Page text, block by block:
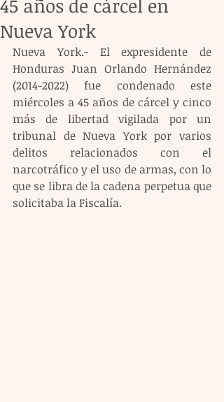
45 años de cárcel en
Nueva York
Nueva York.- El expresidente de
Honduras Juan Orlando Hernández
(2014-2022) fue condenado este
miércoles a 45 años de cárcel y cinco
más de libertad vigilada por un
tribunal de Nueva York por varios
delitos relacionados con el
narcotráfico y el uso de armas, con lo
que se libra de la cadena perpetua que
solicitaba la Fiscalía.